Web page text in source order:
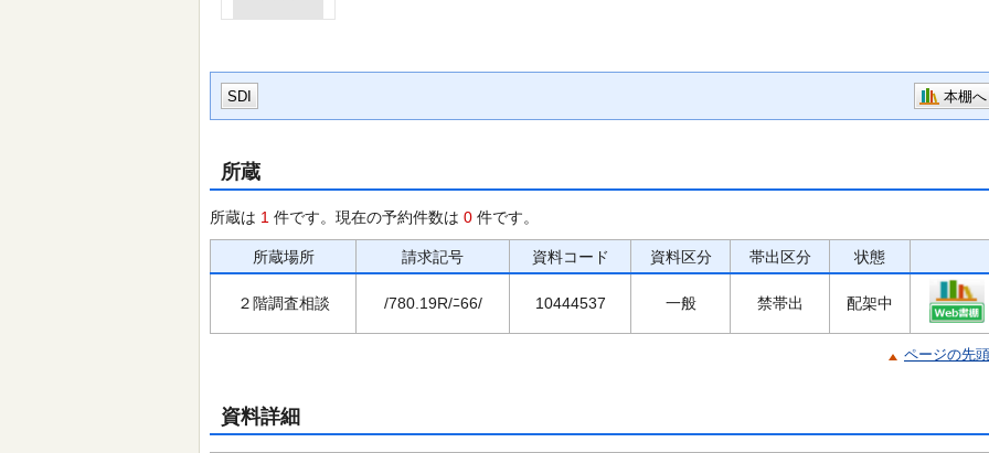
SDI 本棚へ
所蔵
所蔵は 1 件です。現在の予約件数は 0 件です。
所蔵場所 請求記号 資料コード 資料区分 帯出区分 状態
２階調査相談 /780.19R/ﾆ66/ 10444537 一般 禁帯出 配架中
ページの先
資料詳細